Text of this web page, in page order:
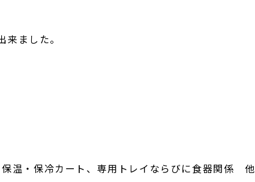
ました。
・保冷カート、専用トレイならびに食器関係 他